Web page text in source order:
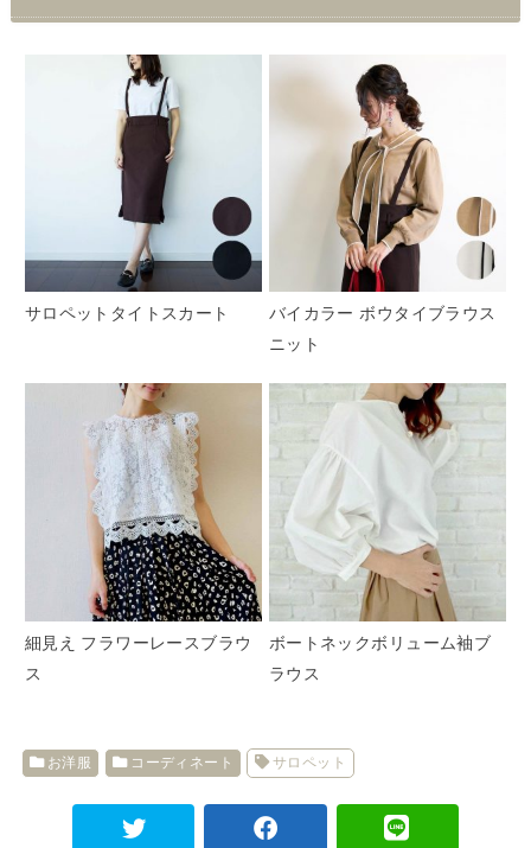
サロペットタイトスカート
バイカラー ボウタイブラウス
ニット
細見え フラワーレースブラウ
ス
ボートネックボリューム袖ブ
ラウス
お洋服 コーディネート サロペット